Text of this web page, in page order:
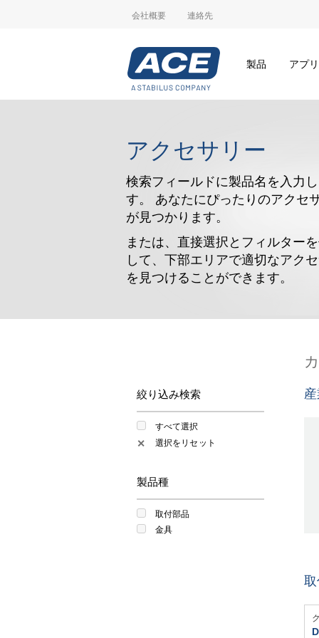
会社概要 連絡先
製品 アプ
アクセサリー
検索フィールドに製品名を入力
す。 あなたにぴったりのアクセ
が見つかります。
または、直接選択とフィルター
して、下部エリアで適切なアク
を見つけることができます。
絞り込み検索
すべて選択
✕ 選択をリセット
製品種
取付部品
金具